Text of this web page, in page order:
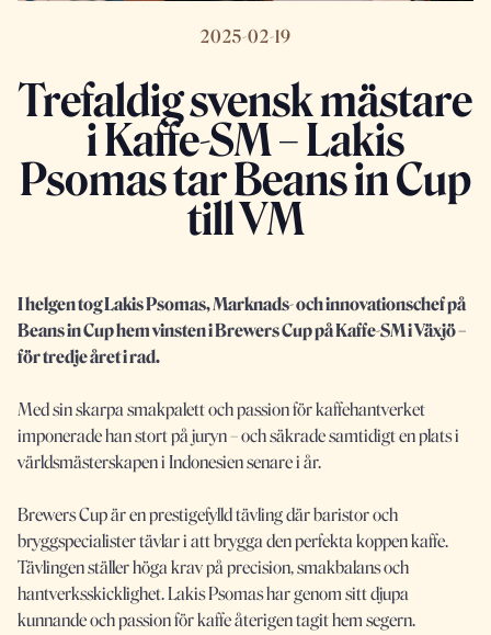
2025-02-19
Trefaldig svensk mästare
i Kaffe-SM – Lakis
Psomas tar Beans in Cup
till VM
I helgen tog Lakis Psomas, Marknads- och innovationschef på
Beans in Cup hem vinsten i Brewers Cup på Kaffe-SM i Växjö –
för tredje året i rad.
Med sin skarpa smakpalett och passion för kaffehantverket
imponerade han stort på juryn – och säkrade samtidigt en plats i
världsmästerskapen i Indonesien senare i år.
Brewers Cup är en prestigefylld tävling där baristor och
bryggspecialister tävlar i att brygga den perfekta koppen kaffe.
Tävlingen ställer höga krav på precision, smakbalans och
hantverksskicklighet. Lakis Psomas har genom sitt djupa
kunnande och passion för kaffe återigen tagit hem segern.